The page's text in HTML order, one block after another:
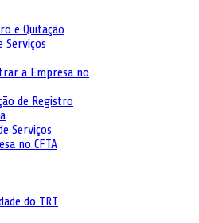
e Quitação
Serviços
a Empresa no
de Registro
Serviços
no CFTA
do TRT